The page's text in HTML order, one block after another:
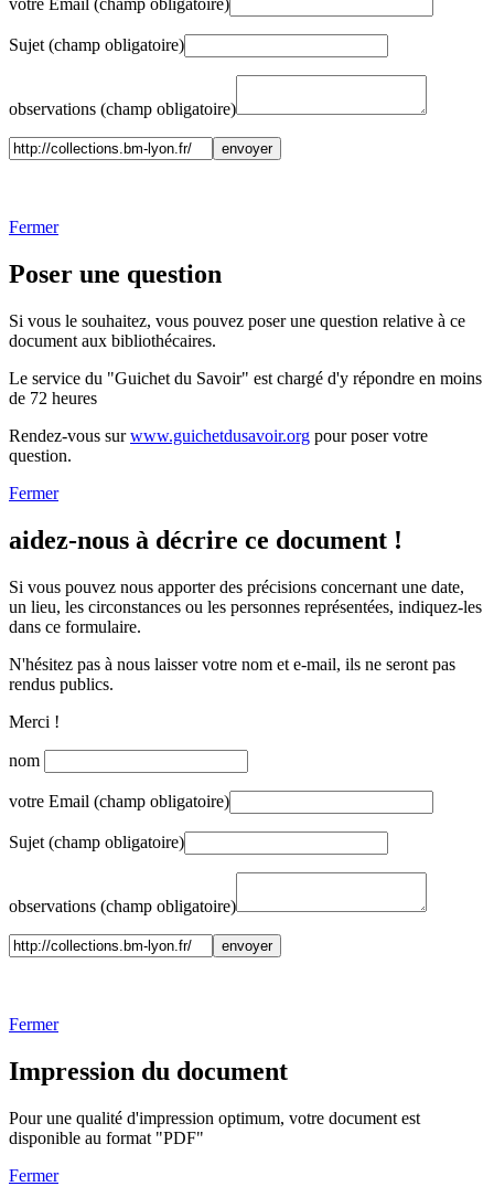
votre Email (champ obligatoire)
Sujet (champ obligatoire)
observations (champ obligatoire)
Fermer
Poser une question
Si vous le souhaitez, vous pouvez poser une question relative à ce
document aux bibliothécaires.
Le service du "Guichet du Savoir" est chargé d'y répondre en moins
de 72 heures
Rendez-vous surwww.guichetdusavoir.org pour poser votre
question.
Fermer
aidez-nous à décrire ce document !
Si vous pouvez nous apporter des précisions concernant une date,
un lieu, les circonstances ou les personnes représentées, indiquez-les
dans ce formulaire.
N'hésitez pas à nous laisser votre nom et e-mail, ils ne seront pas
rendus publics.
Merci !
nom
votre Email (champ obligatoire)
Sujet (champ obligatoire)
observations (champ obligatoire)
Fermer
Impression du document
Pour une qualité d'impression optimum, votre document est
disponible au format "PDF"
Fermer